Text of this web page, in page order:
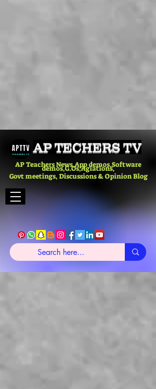
AP TECHERS TV
AP Teachers News,App demos,Software
demos,G.Os,Agiations,
Govt meetings, Discussions & Opinion Blog